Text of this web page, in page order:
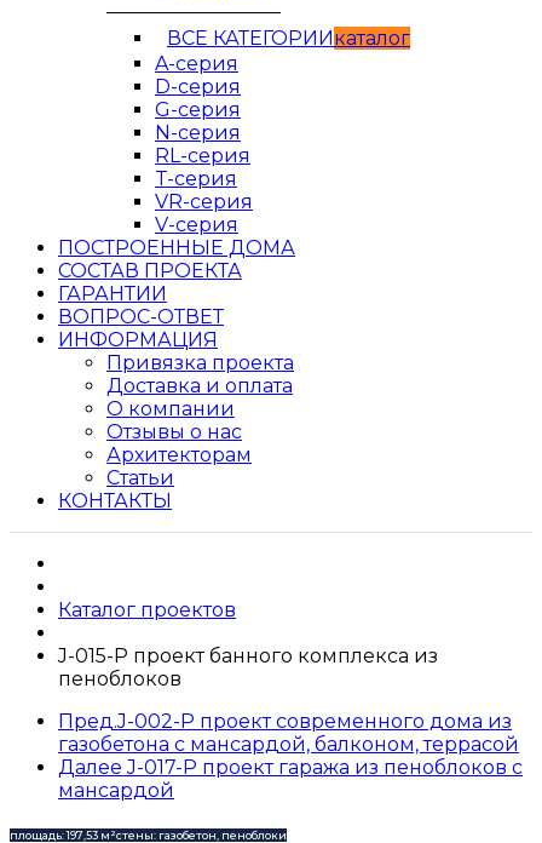
ВСЕ КАТЕГОРИИкaтaлог
A-серия
D-серия
G-серия
N-серия
RL-серия
T-серия
VR-серия
V-серия
ПОСТРОЕННЫЕ ДОМА
СОСТАВ ПРОЕКТА
ГАРАНТИИ
ВОПРОС-ОТВЕТ
ИНФОРМАЦИЯ
Привязка проекта
Доставка и оплата
О компании
Отзывы о нас
Архитекторам
Статьи
КОНТАКТЫ
Каталог проектов
J-015-P проект банного комплекса из
пеноблоков
Пред.J-002-P проект современного дома из
газобетона с мансардой, балконом, террасой
ДалееJ-017-P проект гаража из пеноблоков с
мансардой
площадь: 197,53 м²стены: газобетон, пеноблоки